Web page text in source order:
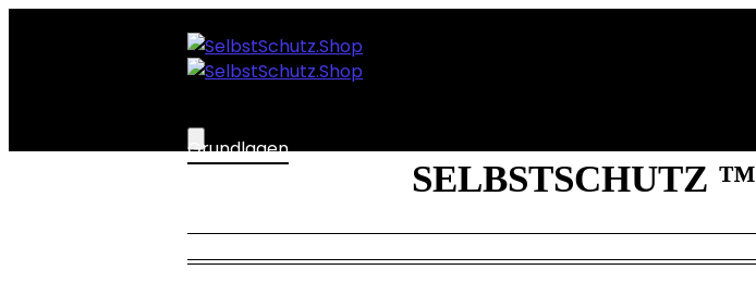
Grundlagen
Grundlagen:
Lebensmittelvorrat
SELBSTSCHUTZ ™